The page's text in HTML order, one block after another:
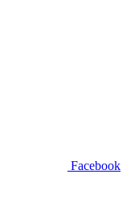
Facebook